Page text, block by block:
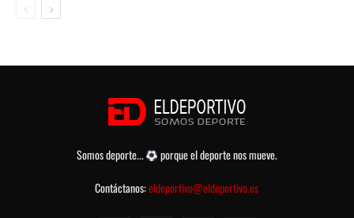
Somos deporte...
porque el deporte nos mueve.
Contáctanos:eldeportivo@eldeportivo.es